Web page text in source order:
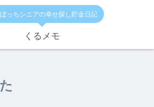
っちシニアの幸せ探し貯金日記
くるメモ